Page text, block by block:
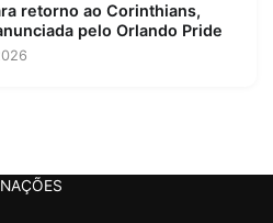
retorno ao Corinthians,
pelo Orlando Pride